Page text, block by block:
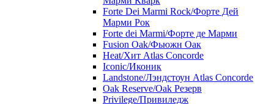
Forte Dei Marmi Rock/Форте Дей
Марми Рок
Forte dei Marmi/Форте де Марми
Fusion Oak/Фьюжн Оак
Heat/Xит Atlas Concorde
Iconic/Иконик
Landstone/Лэндстоун Atlas Concorde
Oak Reserve/Оak Резepв
Privilege/Привиледж